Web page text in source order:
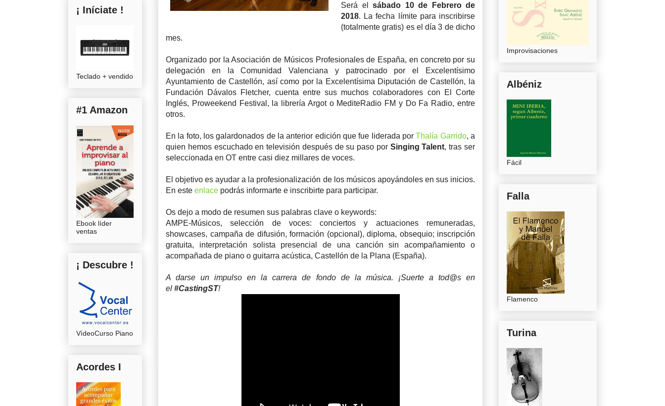
Será el sábado 10 de Febrero de
2018. La fecha límite para inscribirse
(totalmente gratis) es el día 3 de dicho
mes.
Organizado por la Asociación de Músicos Profesionales de España, en concreto por su
delegación en la Comunidad Valenciana y patrocinado por el Excelentísimo
Ayuntamiento de Castellón, así como por la Excelentísima Diputación de Castellón, la
Fundación Dávalos Fletcher, cuenta entre sus muchos colaboradores con El Corte
Inglés, Proweekend Festival, la librería Argot o MediteRadio FM y Do Fa Radio, entre
otros.
En la foto, los galardonados de la anterior edición que fue liderada porThalía Garrido, a
quien hemos escuchado en televisión después de su paso por Singing Talent, tras ser
seleccionada en OT entre casi diez millares de voces.
El objetivo es ayudar a la profesionalización de los músicos apoyándoles en sus inicios.
En este enlace podrás informarte e inscribirte para participar.
Os dejo a modo de resumen sus palabras clave o keywords:
AMPE-Músicos, selección de voces: conciertos y actuaciones remuneradas,
showcases, campaña de difusión, formación (opcional), diploma, obsequio; inscripción
gratuita, interpretación solista presencial de una canción sin acompañamiento o
acompañada de piano o guitarra acústica, Castellón de la Plana (España).
A darse un impulso en la carrera de fondo de la música. ¡Suerte a tod@s en
el #CastingST!
¡ Iníciate !
Teclado + vendido
#1 Amazon
Ebook líder
ventas
¡ Descubre !
VídeoCurso Piano
Acordes I
Improvisaciones
Albéniz
Fácil
Falla
Flamenco
Turina